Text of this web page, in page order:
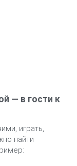
— в гости к
играть,
найти